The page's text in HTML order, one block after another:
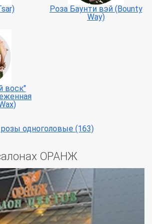
Роза Баунти вэй (Bounty
Way)
воск"
одноголовые (163)
ОРАНЖ